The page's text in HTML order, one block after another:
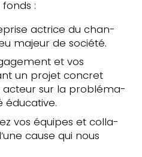
:
actrice du chan­
majeur de société.
et vos
un projet concret
acteur sur la pro­blé­ma­
éducative.
vos équipes et col­la­
cause qui nous